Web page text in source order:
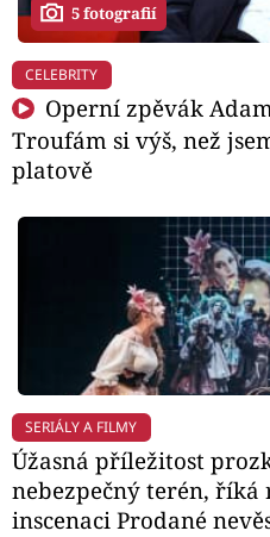
5 fotografií
CELEBRITY
Operní zpěvák
Troufám si výš, než
platově
SERIÁLY A FILMY
Úžasná příležitost
nebezpečný terén, říká
inscenaci Prodané